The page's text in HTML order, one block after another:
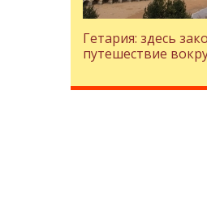
Гетария: здесь
путешествие